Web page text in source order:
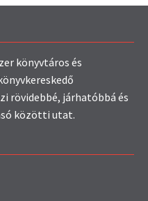
könyvtáros és
rövidebbé, járhatóbbá és
közötti utat.